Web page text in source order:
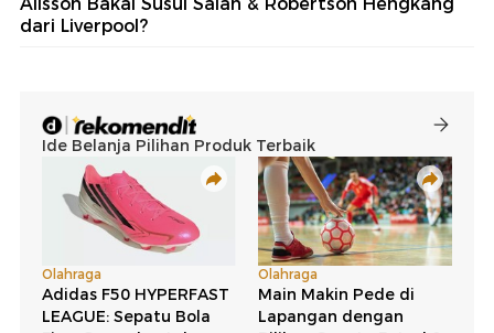
dari Liverpool?